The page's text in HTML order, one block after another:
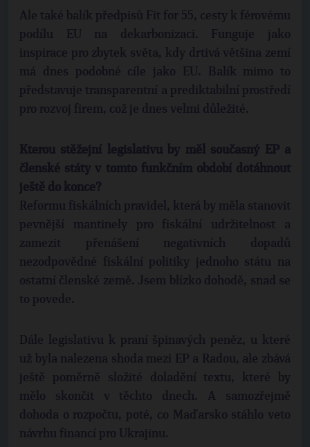
Ale také balík předpisů Fit for 55, cesty k férovému
podílu EU na dekarbonizaci. Funguje jako
inspirace pro zbytek světa, kdy drtivá většina zemí
má dnes podobné cíle jako EU. Balík mimo to
představuje transparentní a prediktabilní prostředí
pro rozvoj firem, což je dnes velmi důležité.
Kterou stěžejní legislativu by měl současný EP a
členské státy v tomto funkčním období dotáhnout
ještě do konce?
Reformu fiskálních pravidel, která by měla stanovit
pevnější mantinely pro fiskální udržitelnost a
zamezit přenášení negativních dopadů
nezodpovědné fiskální politiky jednoho státu na
ostatní členské země. Jsem blízko dohodě, snad se
to povede.
Dále legislativu k praní špinavých peněz, u které
už byla nalezena shoda mezi EP a Radou, ale zbává
ještě poměrně složité doladění textu, které by
mělo skončit v těchto dnech. A samozřejmě
dohoda o rozpočtu, poté, co Maďarsko stáhlo veto
návrhu financí pro Ukrajinu.